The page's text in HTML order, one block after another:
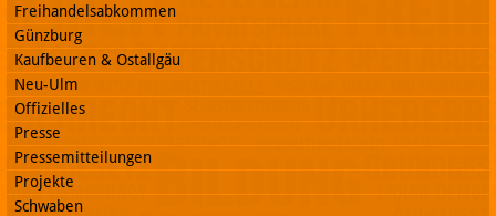
Freihandelsabkommen
Günzburg
Kaufbeuren & Ostallgäu
Neu-Ulm
Offizielles
Presse
Pressemitteilungen
Projekte
Schwaben